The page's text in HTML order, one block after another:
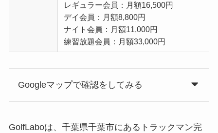
レギュラー会員：月額16,500円
デイ会員：月額8,800円
ナイト会員：月額11,000円
練習放題会員：月額33,000円
Googleマップで確認をしてみる
GolfLaboは、千葉県千葉市にあるトラックマン完